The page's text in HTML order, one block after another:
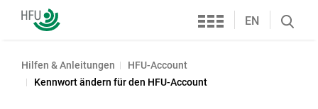
Hochschule
Furtwangen
Services
EN
Search
Hilfen & Anleitungen
HFU-Account
Kennwort ändern für den HFU-Account